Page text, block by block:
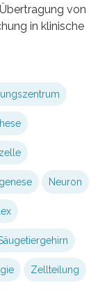
von
in klinische
Neuron
Zellteilung